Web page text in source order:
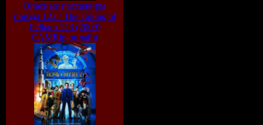
Опасные пассажиры
поезда 123 / The Taking of
Pelham 123 (2009)
CAMRip онлайн